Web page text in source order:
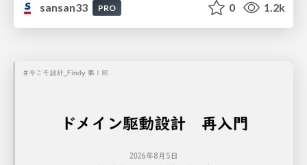
sansan33 PRO 0 1.2k